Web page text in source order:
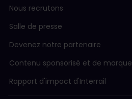
Nous recrutons
Salle de presse
Devenez notre partenaire
Contenu sponsorisé et de marque
Rapport d'impact d'Interrail